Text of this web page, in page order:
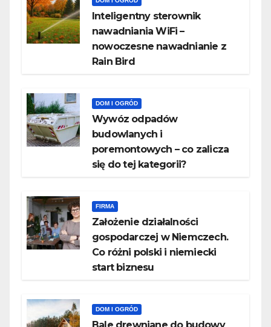
Inteligentny sterownik
nawadniania WiFi –
nowoczesne nawadnianie z
Rain Bird
DOM I OGRÓD
Wywóz odpadów
budowlanych i
poremontowych – co zalicza
się do tej kategorii?
FIRMA
Założenie działalności
gospodarczej w Niemczech.
Co różni polski i niemiecki
start biznesu
DOM I OGRÓD